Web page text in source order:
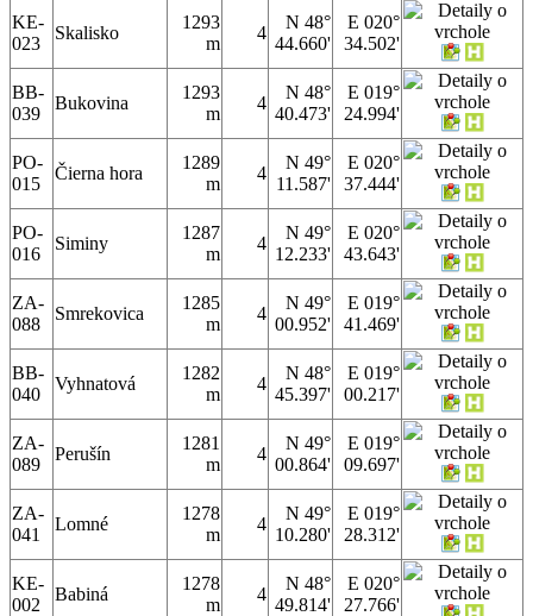
KE-
023
Skalisko
1293
m
4
N 48°
44.660'
E 020°
34.502'
BB-
039
Bukovina
1293
m
4
N 48°
40.473'
E 019°
24.994'
PO-
015
Čierna hora
1289
m
4
N 49°
11.587'
E 020°
37.444'
PO-
016
Siminy
1287
m
4
N 49°
12.233'
E 020°
43.643'
ZA-
088
Smrekovica
1285
m
4
N 49°
00.952'
E 019°
41.469'
BB-
040
Vyhnatová
1282
m
4
N 48°
45.397'
E 019°
00.217'
ZA-
089
Perušín
1281
m
4
N 49°
00.864'
E 019°
09.697'
ZA-
041
Lomné
1278
m
4
N 49°
10.280'
E 019°
28.312'
KE-
002
Babiná
1278
m
4
N 48°
49.814'
E 020°
27.766'